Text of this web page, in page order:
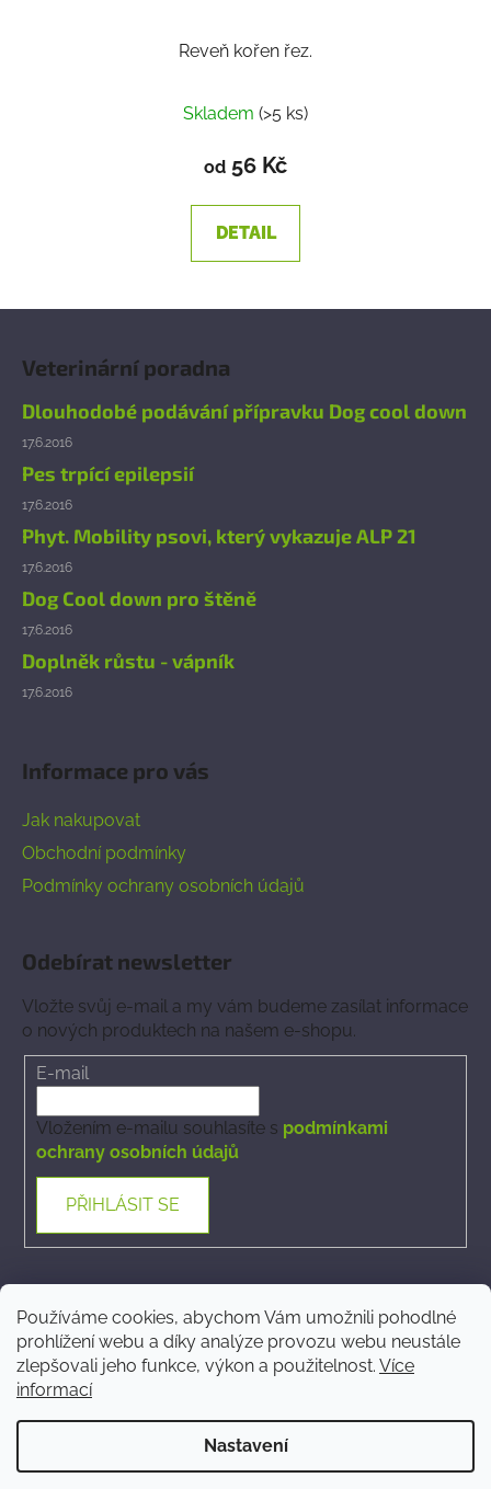
Používáme cookies, abychom Vám umožnili pohodlné
prohlížení webu a díky analýze provozu webu neustále
zlepšovali jeho funkce, výkon a použitelnost. Více
informací
Nastavení
Reveň kořen řez.
Skladem (>5 ks)
od 56 Kč
DETAIL
Veterinární poradna
Dlouhodobé podávání přípravku Dog cool down
17.6.2016
Pes trpící epilepsií
17.6.2016
Phyt. Mobility psovi, který vykazuje ALP 21
17.6.2016
Dog Cool down pro štěně
17.6.2016
Doplněk růstu - vápník
17.6.2016
Informace pro vás
Jak nakupovat
Obchodní podmínky
Podmínky ochrany osobních údajů
Odebírat newsletter
Vložte svůj e-mail a my vám budeme zasílat informace
o nových produktech na našem e-shopu.
E-mail
Vložením e-mailu souhlasíte s podmínkami
ochrany osobních údajů
PŘIHLÁSIT SE
Kontakt
ecommerce@phytovet.cz